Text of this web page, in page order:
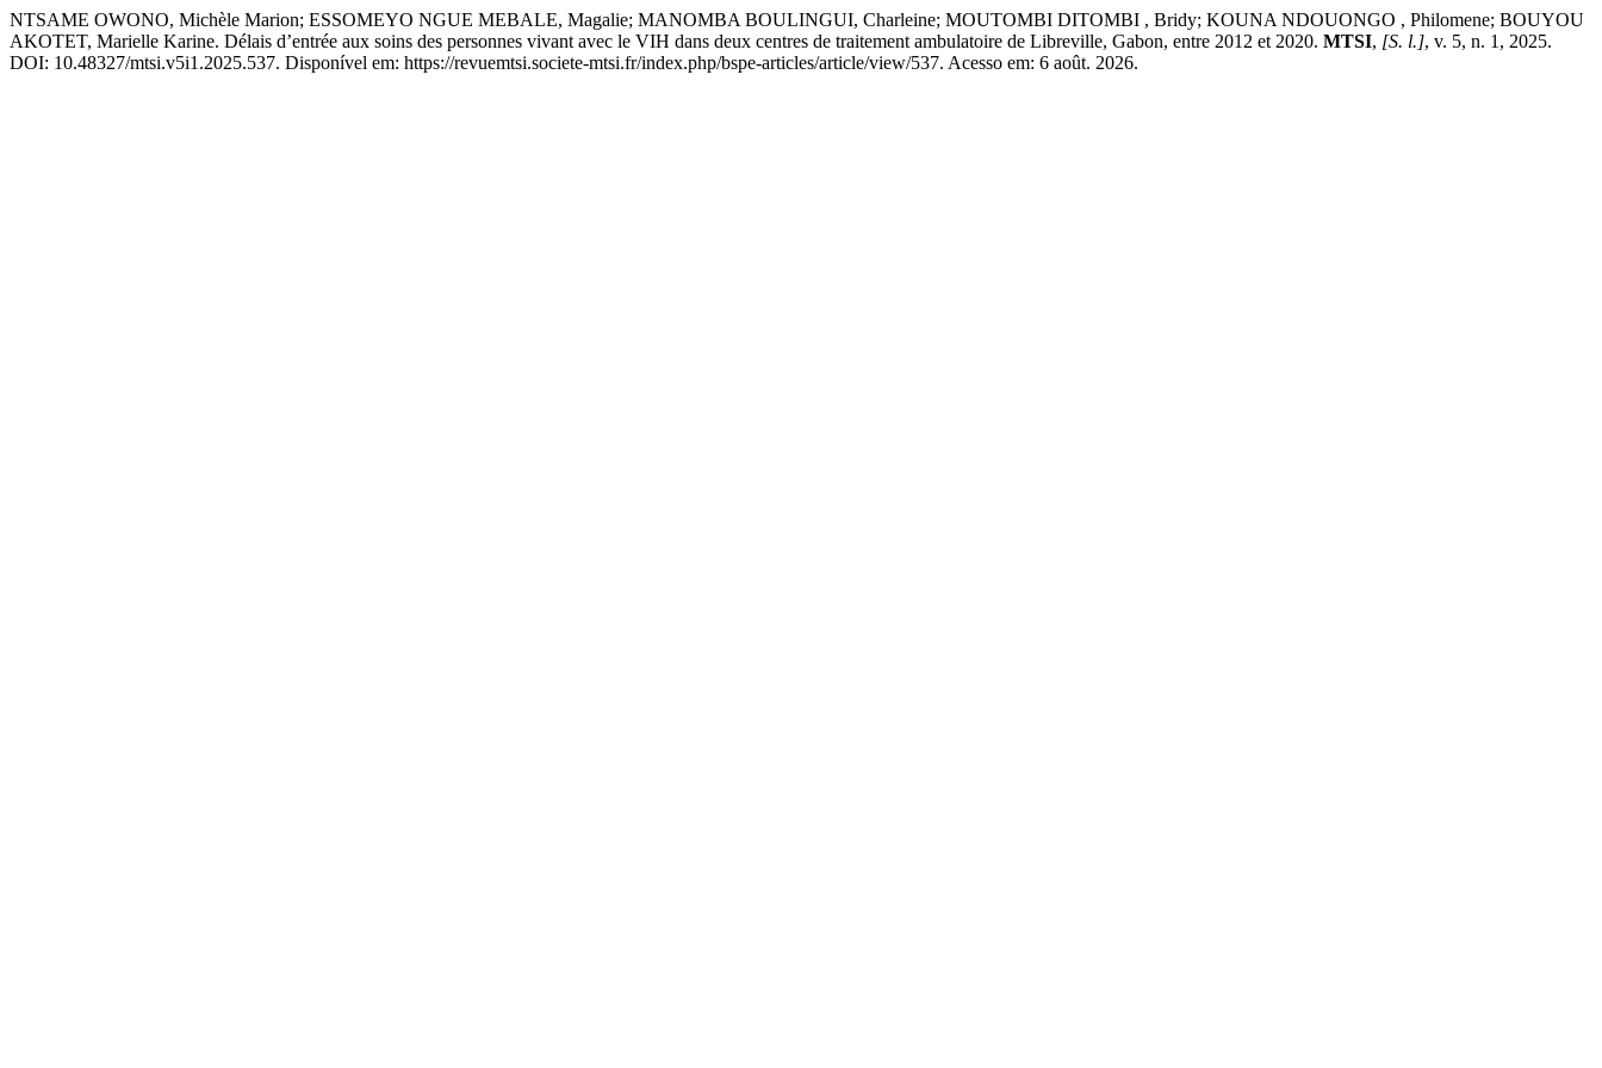
NTSAME OWONO, Michèle Marion; ESSOMEYO NGUE MEBALE, Magalie; MANOMBA BOULINGUI, Charleine; MOUTOMBI DITOMBI , Bridy; KOUNA NDOUONGO , Philomene; BOUYOU
AKOTET, Marielle Karine. Délais d’entrée aux soins des personnes vivant avec le VIH dans deux centres de traitement ambulatoire de Libreville, Gabon, entre 2012 et 2020. MTSI, [S. l.], v. 5, n. 1, 2025.
DOI: 10.48327/mtsi.v5i1.2025.537. Disponível em: https://revuemtsi.societe-mtsi.fr/index.php/bspe-articles/article/view/537. Acesso em: 6 août. 2026.